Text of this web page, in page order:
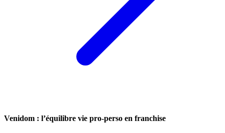
Venidom : l’équilibre vie pro-perso en franchise